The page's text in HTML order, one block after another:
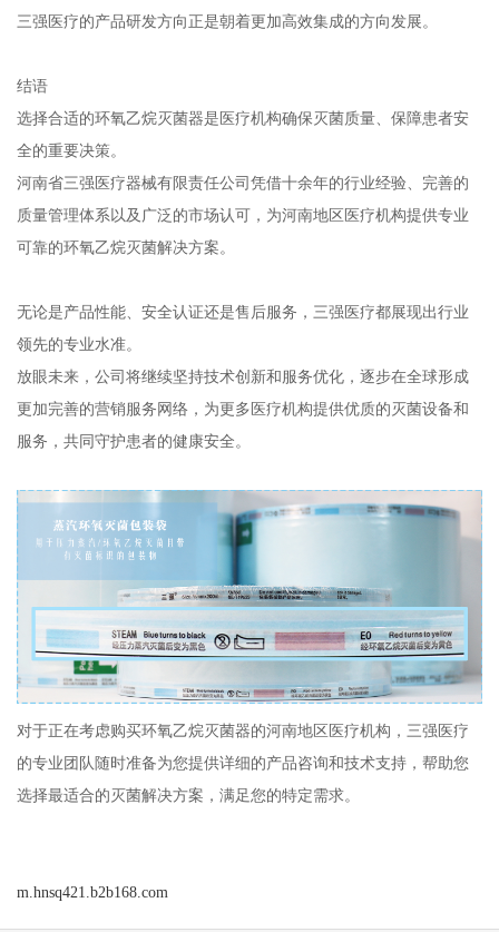
三强医疗的产品研发方向正是朝着更加高效集成的方向发展。
结语
选择合适的环氧乙烷灭菌器是医疗机构确保灭菌质量、保障患者安
全的重要决策。
河南省三强医疗器械有限责任公司凭借十余年的行业经验、完善的
质量管理体系以及广泛的市场认可，为河南地区医疗机构提供专业
可靠的环氧乙烷灭菌解决方案。
无论是产品性能、安全认证还是售后服务，三强医疗都展现出行业
领先的专业水准。
放眼未来，公司将继续坚持技术创新和服务优化，逐步在全球形成
更加完善的营销服务网络，为更多医疗机构提供优质的灭菌设备和
服务，共同守护患者的健康安全。
对于正在考虑购买环氧乙烷灭菌器的河南地区医疗机构，三强医疗
的专业团队随时准备为您提供详细的产品咨询和技术支持，帮助您
选择最适合的灭菌解决方案，满足您的特定需求。
m.hnsq421.b2b168.com